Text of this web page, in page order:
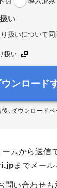
い
扱いについて同
扱い
ウンロード
、ダウンロードペ
ムから送信
までメール
問い合わせも